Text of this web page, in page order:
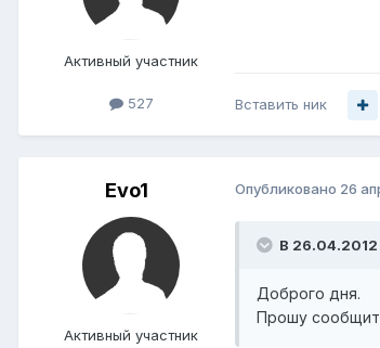
Активный участник
527 Вставить ник
Evo1
Активный участник
Опубликовано 26
В 26.04.2012
Доброго дня.
Прошу